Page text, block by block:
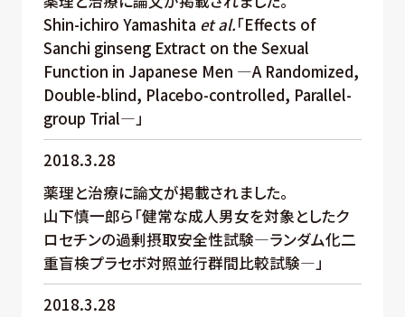
Shin-ichiro Yamashita et al.「Effects of
Sanchi ginseng Extract on the Sexual
Function in Japanese Men ―A Randomized,
Double-blind, Placebo-controlled, Parallel-
group Trial―」
2018.3.28
薬理と治療に論文が掲載されました。
山下慎一郎ら「健常な成人男女を対象としたク
ロセチンの過剰摂取安全性試験―ランダム化二
重盲検プラセボ対照並行群間比較試験―」
2018.3.28